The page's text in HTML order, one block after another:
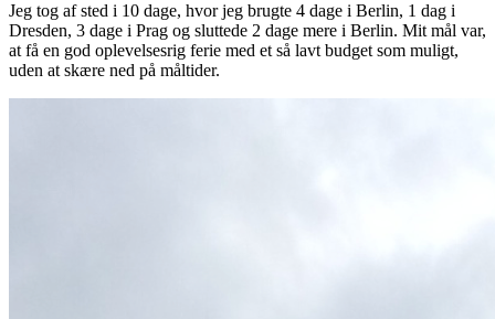
Jeg tog af sted i 10 dage, hvor jeg brugte 4 dage i Berlin, 1 dag i
Dresden, 3 dage i Prag og sluttede 2 dage mere i Berlin. Mit mål var,
at få en god oplevelsesrig ferie med et så lavt budget som muligt,
uden at skære ned på måltider.